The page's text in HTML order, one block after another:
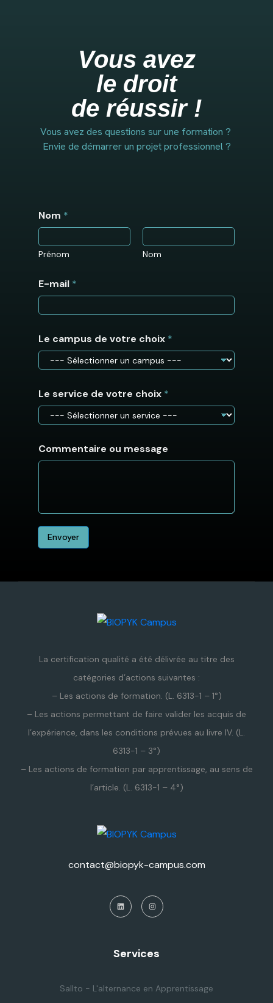
Vous avez
le droit
de réussir !
Vous avez des questions sur une formation ?
Envie de démarrer un projet professionnel ?
Nom *
Prénom Nom
E-mail *
-
m
a
l
v
o
t
e
g
e
Le campus de votre choix *
Le service de votre choix *
Commentaire ou message
Envoyer
La certification qualité a été délivrée au titre des
catégories d’actions suivantes :
– Les actions de formation. (L. 6313-1 – 1°)
– Les actions permettant de faire valider les acquis de
l’expérience, dans les conditions prévues au livre IV. (L.
6313-1 – 3°)
– Les actions de formation par apprentissage, au sens de
l’article. (L. 6313-1 – 4°)
contact@biopyk-campus.com
Services
Sallto - L'alternance en Apprentissage